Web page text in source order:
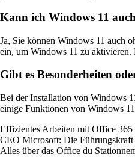
Kann ich Windows 11
Ja, Sie können Windows 11 auch
ein, um Windows 11 zu
Gibt es Besonderheiten
Bei der Installation von Windows
einige Funktionen von Windows
Effizientes Arbeiten mit Office 365
CEO Microsoft: Die Führungskraft
Alles über das Office du